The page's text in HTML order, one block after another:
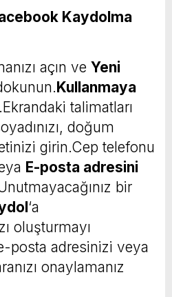
Kaydolma
açın ve Yeni
Kullanmaya
talimatları
doğum
girin.Cep telefonu
E-posta adresini
bir
‘a
oluşturmayı
posta adresinizi veya
onaylamanız